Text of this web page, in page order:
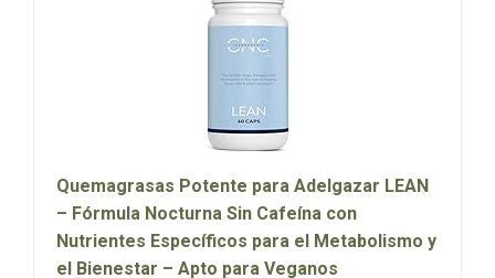
Quemagrasas Potente para Adelgazar LEAN
– Fórmula Nocturna Sin Cafeína con
Nutrientes Específicos para el Metabolismo y
el Bienestar – Apto para Veganos